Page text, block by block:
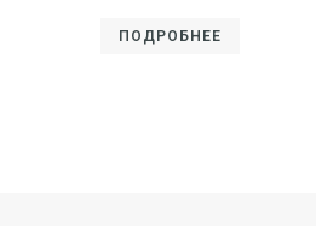
ПОДРОБНЕЕ